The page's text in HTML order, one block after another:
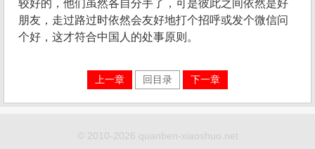
较好的，他们虽然各自分手了，可是彼此之间依然是好
朋友，走过路过时依然会友好地打个招呼或发个微信问
个好，这才符合中国人的处事原则。
上一章 回目录 下一章
© 2010-2026 quanben-xiaoshuo.net